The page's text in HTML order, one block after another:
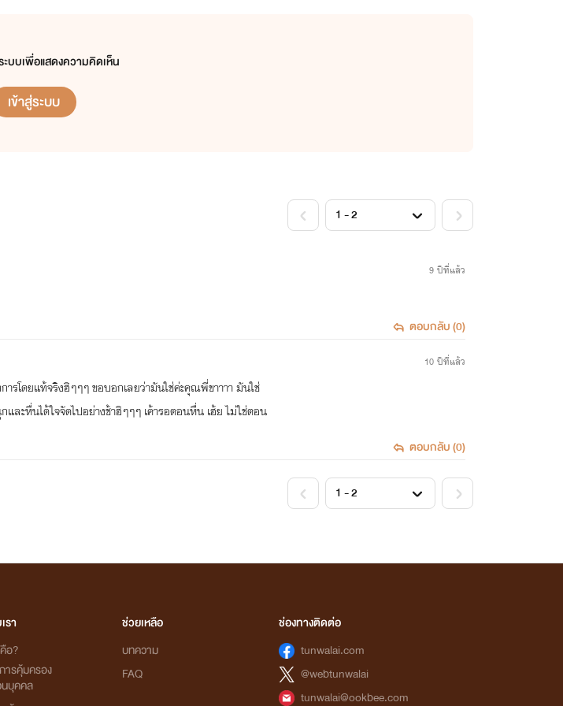
บบเพื่อแสดงความคิดเห็น
เข้าสู่ระบบ
< >
9 ปีที่แล้ว
ตอบกลับ (0)
โดยแท้จริงฮิๆๆๆ ขอบอกเลยว่ามันใช่ค่ะคุณพี่ขาาาา มันใช่
ะหื่นได้ใจจัดไปอย่างช้าฮิๆๆๆ เค้ารอตอนหื่น เฮ้ย ไม่ใช่ตอน
10 ปีที่แล้ว
ตอบกลับ (0)
< >
รา
อ?
ารคุ้มครอง
บุคคล
ช่วยเหลือ
บทความ
FAQ
ช่องทางติดต่อ
tunwalai.com
@webtunwalai
tunwalai@ookbee.com